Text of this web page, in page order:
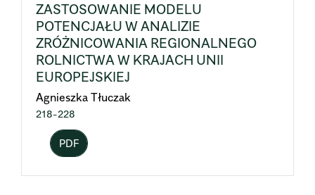
ZASTOSOWANIE MODELU
POTENCJAŁU W ANALIZIE
ZRÓŻNICOWANIA REGIONALNEGO
ROLNICTWA W KRAJACH UNII
EUROPEJSKIEJ
Agnieszka Tłuczak
218-228
PDF